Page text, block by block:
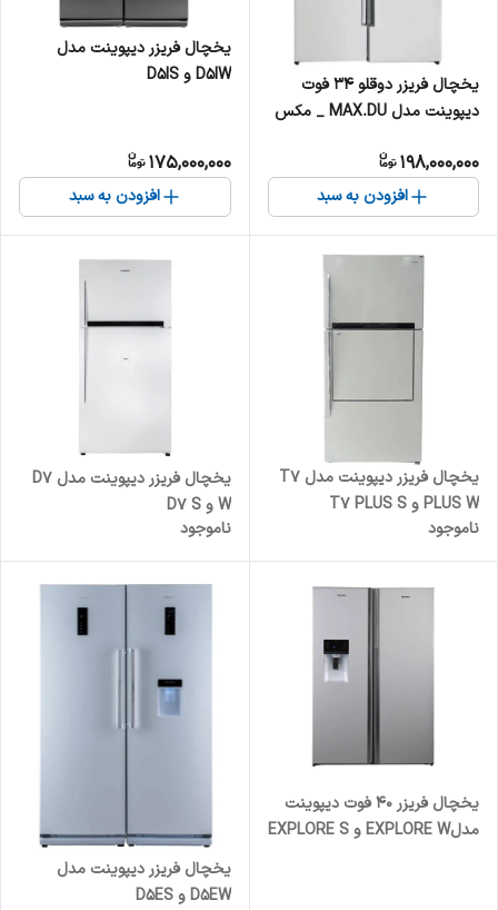
یخچال فریزر دوقلو 34 فوت
دیپوینت مدل MAX.DU _ مکس
198,000,000
افزودن به سبد
یخچال فریزر دیپوینت مدل
D5IW و D5IS
175,000,000
افزودن به سبد
یخچال فریزر دیپوینت مدل T7
PLUS W و T7 PLUS S
ناموجود
یخچال فریزر دیپوینت مدل D7
W و D7 S
ناموجود
یخچال فریزر 40 فوت دیپوینت
مدلEXPLORE W و EXPLORE S
یخچال فریزر دیپوینت مدل
D5EW و D5ES